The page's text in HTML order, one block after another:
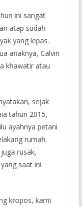
ini sangat
atap sudah
yang lepas.
anaknya, Calvin
khawatir atau
sejak
tahun 2015,
ayahnya petani
rumah.
rusak,
saat ini
kropos, kami